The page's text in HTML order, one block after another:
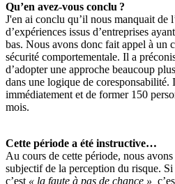
Qu’en avez-vous conclu ?
J'en ai conclu qu’il nous manquait de
d’expériences issus d’entreprises
bas. Nous avons donc fait appel à un
sécurité comportementale. Il a
d’adopter une approche beaucoup
dans une logique de coresponsabilité.
immédiatement et de former 150
mois.
Cette période a été instructive…
Au cours de cette période, nous
subjectif de la perception du risque.
c’est « la faute à pas de chance »,